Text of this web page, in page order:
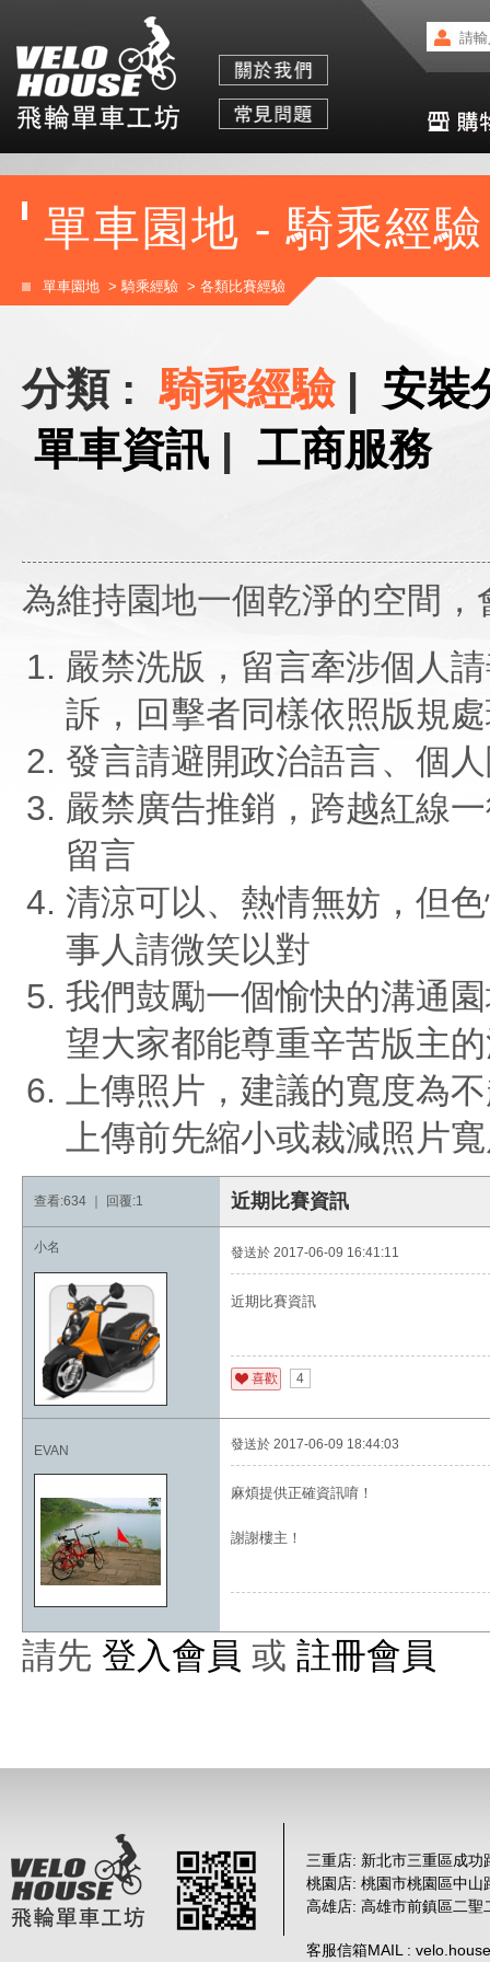
單車園地 - 騎乘經驗
單車園地 >騎乘經驗 > 各類比賽經驗
分類 :騎乘經驗| 安裝
單車資訊 | 工商服務
為維持園地一個乾淨的空間
嚴禁洗版，留言牽涉個人
訴，回擊者同樣依照版規
發言請避開政治語言、個
嚴禁廣告推銷，跨越紅線
留言
清涼可以、熱情無妨，但
事人請微笑以對
我們鼓勵一個愉快的溝通
望大家都能尊重辛苦版主
上傳照片，建議的寬度為
上傳前先縮小或裁減照片
查看:634 ｜ 回覆:1 近期比賽資訊
小名 發送於 2017-06-09 16:41:11
近期比賽資訊
4
EVAN 發送於 2017-06-09 18:44:03
麻煩提供正確資訊唷！
謝謝樓主！
請先 登入會員 或 註冊會員
三重店: 新北市三重區成功
桃園店: 桃園市桃園區中山
高雄店: 高雄市前鎮區二聖
客服信箱MAIL :